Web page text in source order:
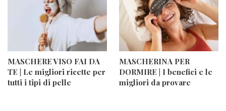
MASCHERE VISO FAI DA
TE | Le migliori ricette per
tutti i tipi di pelle
MASCHERINA PER
DORMIRE | I benefici e le
migliori da provare